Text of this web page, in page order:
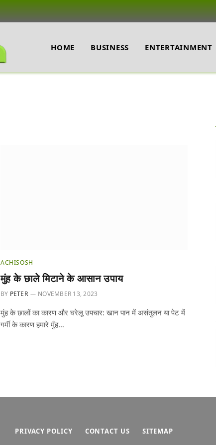
HOME BUSINESS ENTERTAINMENT
ACHISOSH
मुंह के छाले मिटाने के आसान उपाय
BY PETER NOVEMBER 13, 2023
मुंह के छालों का कारण और घरेलू उपचार: खान पान में असंतुलन या पेट में
गर्मी के कारण हमारे मुँह…
PRIVACY POLICY CONTACT US SITEMAP